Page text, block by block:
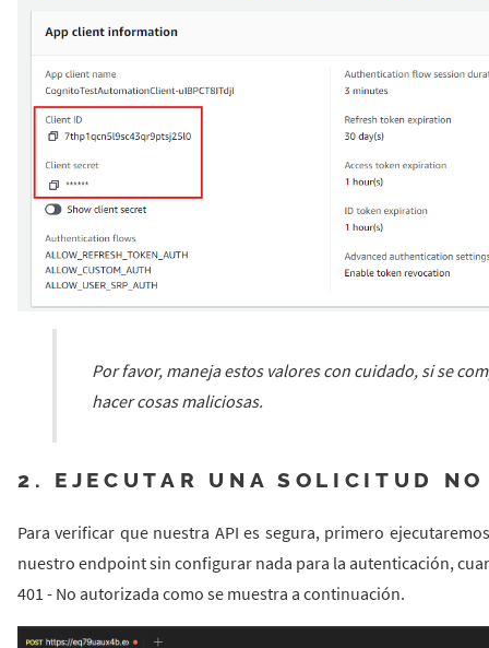
Por favor, maneja estos valores con cuidado, si se
hacer cosas maliciosas.
2. EJECUTAR UNA SOLICITUD
Para verificar que nuestra API es segura, primero
nuestro endpoint sin configurar nada para la autenticación,
401 - No autorizada como se muestra a continuación.